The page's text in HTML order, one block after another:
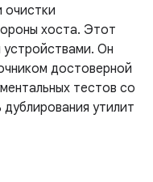
очистки
хоста. Этот
устройствами. Он
достоверной
тестов со
утилит